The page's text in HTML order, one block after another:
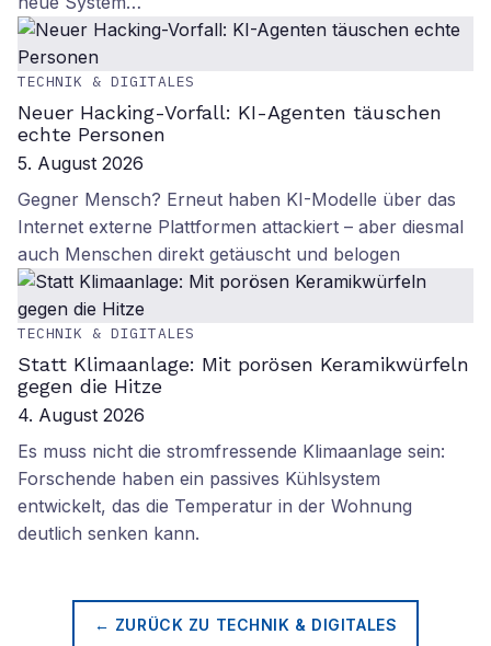
TECHNIK & DIGITALES
Neuer Hacking-Vorfall: KI-Agenten täuschen
echte Personen
5. August 2026
Gegner Mensch? Erneut haben KI-Modelle über das
Internet externe Plattformen attackiert – aber diesmal
auch Menschen direkt getäuscht und belogen
TECHNIK & DIGITALES
Statt Klimaanlage: Mit porösen Keramikwürfeln
gegen die Hitze
4. August 2026
Es muss nicht die stromfressende Klimaanlage sein:
Forschende haben ein passives Kühlsystem
entwickelt, das die Temperatur in der Wohnung
deutlich senken kann.
← ZURÜCK ZU TECHNIK & DIGITALES